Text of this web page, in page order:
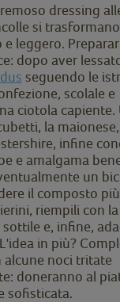
dressing
si
leggero.
dopo aver
seguendo le
scolale e
ciotola capiente.
la
infine
e amalgama
un
il composto
riempili con
e, infine,
in più?
alcune noci tritate
doneranno al
sofisticata.